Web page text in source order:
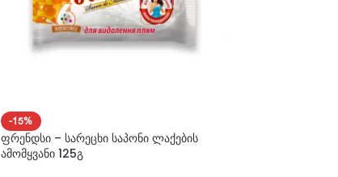
-15%
ფრენდსი – სარეცხი საპონი ლაქების
ამომყვანი 125გ